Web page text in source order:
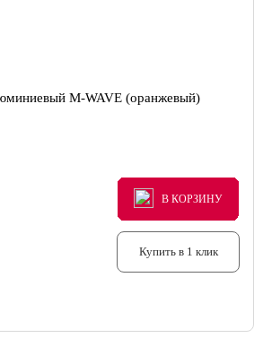
M-WAVE (оранжевый)
В КОРЗИНУ
В КОРЗИНУ
В КОРЗИНУ
Купить в 1 клик